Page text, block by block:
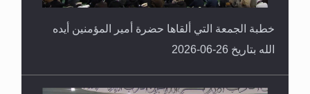
خطبة الجمعة التي ألقاها حضرة أمير المؤمنين أيده
الله بتاريخ 26-06-2026